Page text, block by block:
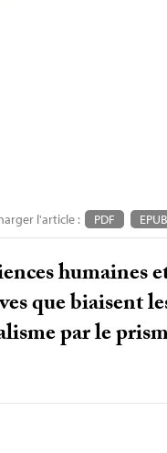
l'article : PDF EPUB
humaines
que biaisent
par le